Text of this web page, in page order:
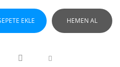
EKLE HEMEN AL